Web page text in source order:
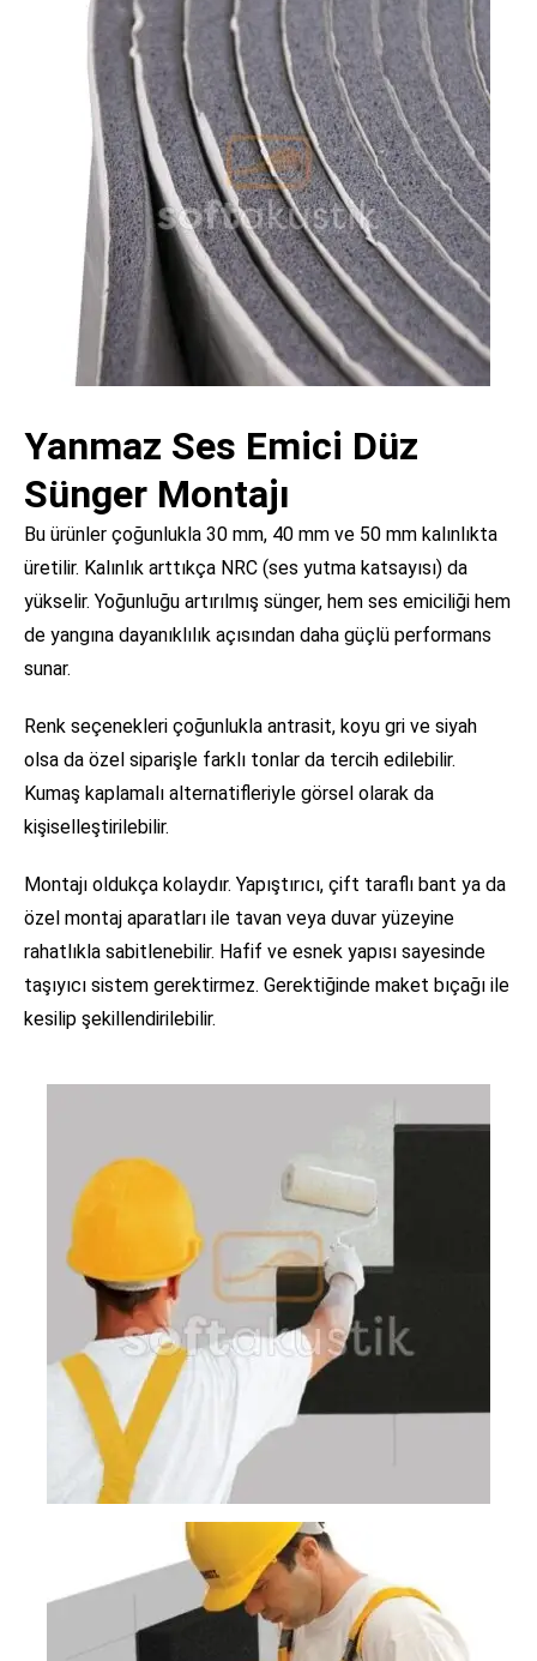
Yanmaz Ses Emici Düz
Sünger Montajı
Bu ürünler çoğunlukla 30 mm, 40 mm ve 50 mm kalınlıkta
üretilir. Kalınlık arttıkça NRC (ses yutma katsayısı) da
yükselir. Yoğunluğu artırılmış sünger, hem ses emiciliği hem
de yangına dayanıklılık açısından daha güçlü performans
sunar.
Renk seçenekleri çoğunlukla antrasit, koyu gri ve siyah
olsa da özel siparişle farklı tonlar da tercih edilebilir.
Kumaş kaplamalı alternatifleriyle görsel olarak da
kişiselleştirilebilir.
Montajı oldukça kolaydır. Yapıştırıcı, çift taraflı bant ya da
özel montaj aparatları ile tavan veya duvar yüzeyine
rahatlıkla sabitlenebilir. Hafif ve esnek yapısı sayesinde
taşıyıcı sistem gerektirmez. Gerektiğinde maket bıçağı ile
kesilip şekillendirilebilir.